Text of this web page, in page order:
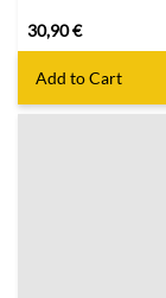
30,90€
Add to Cart